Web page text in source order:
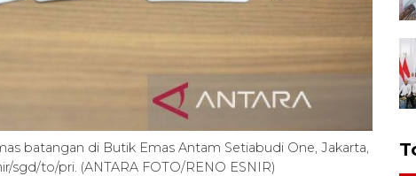
batangan di Butik Emas Antam Setiabudi One, Jakarta,
sgd/to/pri. (ANTARA FOTO/RENO ESNIR)